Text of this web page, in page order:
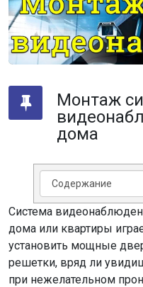
Монтаж
дома
Система
дома или квартиры
установить мощные
решетки, вряд ли
при нежелательном